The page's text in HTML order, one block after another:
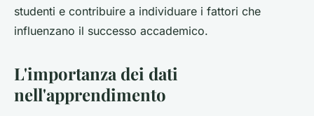
studenti e contribuire a individuare i fattori che
influenzano il successo accademico.
L'importanza dei dati
nell'apprendimento